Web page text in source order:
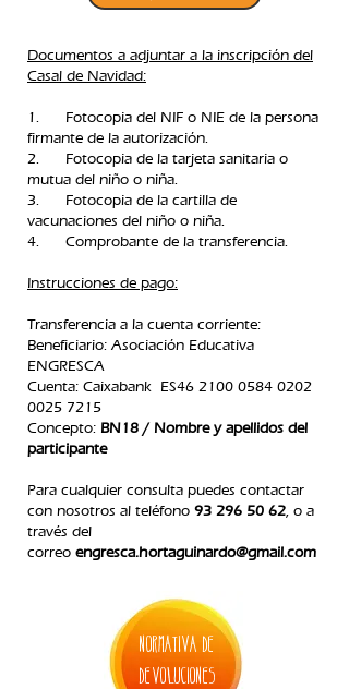
Documentos a adjuntar a la inscripción del
Casal de Navidad:
1. Fotocopia del NIF o NIE de la persona
firmante de la autorización.
2. Fotocopia de la tarjeta sanitaria o
mutua del niño o niña.
3. Fotocopia de la cartilla de
vacunaciones del niño o niña.
4. Comprobante de la transferencia.​
Instrucciones de pago:
Transferencia a la cuenta corriente:
Beneficiario: Asociación Educativa
ENGRESCA
Cuenta: Caixabank ES46 2100 0584 0202
0025 7215
Concepto: BN18 / Nombre y apellidos del
participante
Para cualquier consulta puedes contactar
con nosotros al teléfono 93 296 50 62, o a
través del
correo engresca.hortaguinardo@gmail.com
normativa de
devoluciones